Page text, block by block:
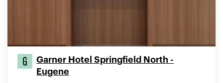
Garner Hotel Springfield North -
Eugene